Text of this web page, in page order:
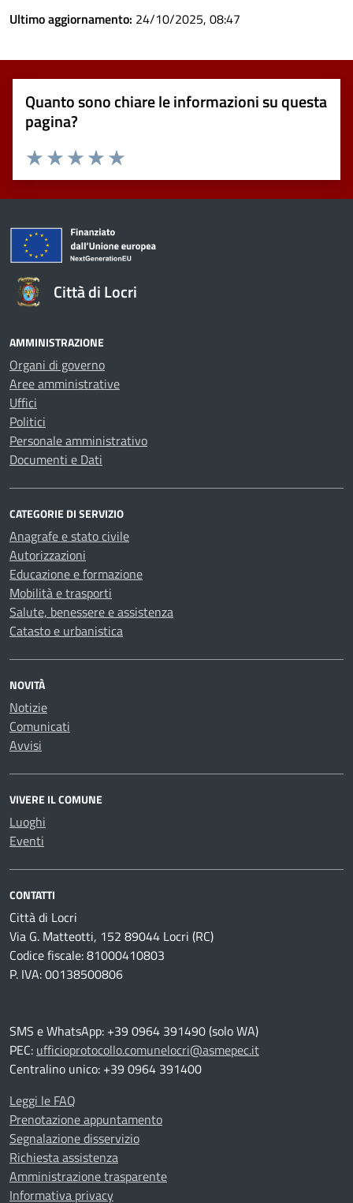
Ultimo aggiornamento: 24/10/2025, 08:47
Quanto sono chiare le informazioni su questa
pagina?
Valuta 5 stelle su 5
Valuta 4 stelle su 5
Valuta 3 stelle su 5
Valuta 2 stelle su 5
Valuta 1 stelle su 5
Città di Locri
AMMINISTRAZIONE
Organi di governo
Aree amministrative
Uffici
Politici
Personale amministrativo
Documenti e Dati
CATEGORIE DI SERVIZIO
Anagrafe e stato civile
Autorizzazioni
Educazione e formazione
Mobilità e trasporti
Salute, benessere e assistenza
Catasto e urbanistica
NOVITÀ
Notizie
Comunicati
Avvisi
VIVERE IL COMUNE
Luoghi
Eventi
CONTATTI
Città di Locri
Via G. Matteotti, 152 89044 Locri (RC)
Codice fiscale: 81000410803
P. IVA: 00138500806
SMS e WhatsApp: +39 0964 391490 (solo WA)
PEC: ufficioprotocollo.comunelocri@asmepec.it
Centralino unico: +39 0964 391400
Leggi le FAQ
Prenotazione appuntamento
Segnalazione disservizio
Richiesta assistenza
Amministrazione trasparente
Informativa privacy